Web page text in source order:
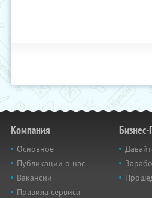
Компания
Основное
Публикации о нас
Вакансии
Правила сервиса